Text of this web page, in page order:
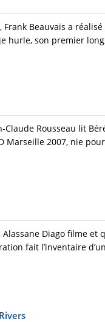
Beauvais a
hurle, son premier
Claude Rousseau lit
Marseille 2007, nie
Diago filme
fait l’inventaire